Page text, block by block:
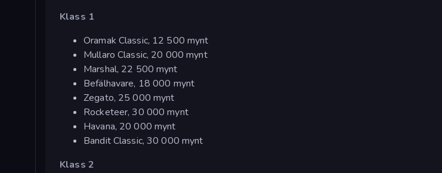
Klass 1
Oramak Classic, 12 500 mynt
Mullaro Classic, 20 000 mynt
Marshal, 22 500 mynt
Befälhavare, 18 000 mynt
Zegato, 25 000 mynt
Rocketeer, 30 000 mynt
Havana, 20 000 mynt
Bandit Classic, 30 000 mynt
Klass 2